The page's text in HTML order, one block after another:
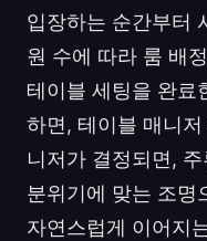
입장하는 순간부터
원 수에 따라 룸 배
테이블 세팅을 완료
하면, 테이블 매니
니저가 결정되면,
분위기에 맞는 조명
자연스럽게 이어지